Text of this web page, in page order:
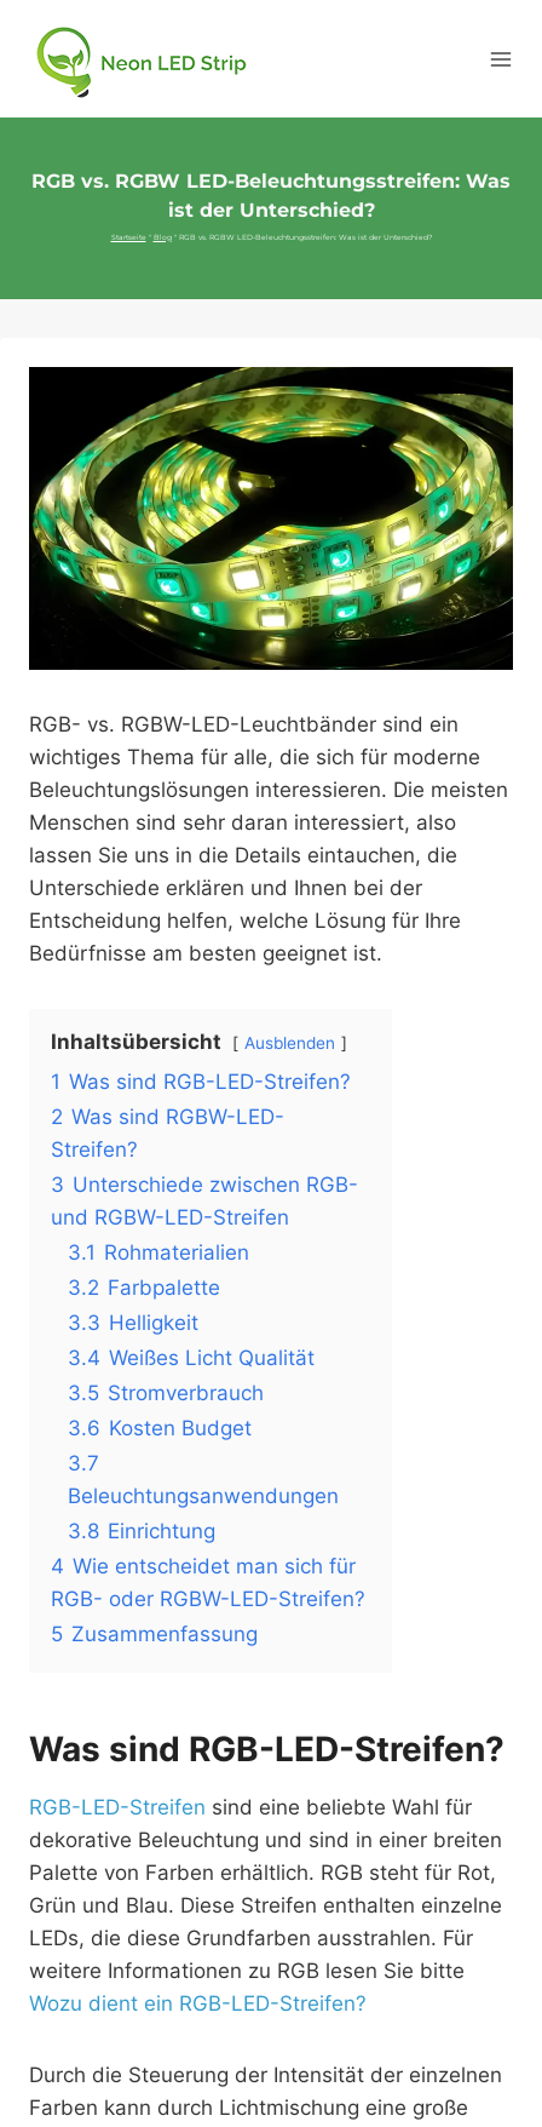
RGB vs. RGBW LED-Beleuchtungsstreifen: Was
ist der Unterschied?
Startseite" Blog" RGB vs. RGBW LED-Beleuchtungsstreifen: Was ist der Unterschied?
RGB- vs. RGBW-LED-Leuchtbänder sind ein
wichtiges Thema für alle, die sich für moderne
Beleuchtungslösungen interessieren. Die meisten
Menschen sind sehr daran interessiert, also
lassen Sie uns in die Details eintauchen, die
Unterschiede erklären und Ihnen bei der
Entscheidung helfen, welche Lösung für Ihre
Bedürfnisse am besten geeignet ist.
Inhaltsübersicht Ausblenden
1 Was sind RGB-LED-Streifen?
2 Was sind RGBW-LED-
Streifen?
3 Unterschiede zwischen RGB-
und RGBW-LED-Streifen
3.1 Rohmaterialien
3.2 Farbpalette
3.3 Helligkeit
3.4 Weißes Licht Qualität
3.5 Stromverbrauch
3.6 Kosten Budget
3.7
Beleuchtungsanwendungen
3.8 Einrichtung
4 Wie entscheidet man sich für
RGB- oder RGBW-LED-Streifen?
5 Zusammenfassung
Was sind RGB-LED-Streifen?
RGB-LED-Streifen sind eine beliebte Wahl für
dekorative Beleuchtung und sind in einer breiten
Palette von Farben erhältlich. RGB steht für Rot,
Grün und Blau. Diese Streifen enthalten einzelne
LEDs, die diese Grundfarben ausstrahlen. Für
weitere Informationen zu RGB lesen Sie bitte
Wozu dient ein RGB-LED-Streifen?
Durch die Steuerung der Intensität der einzelnen
Farben kann durch Lichtmischung eine große